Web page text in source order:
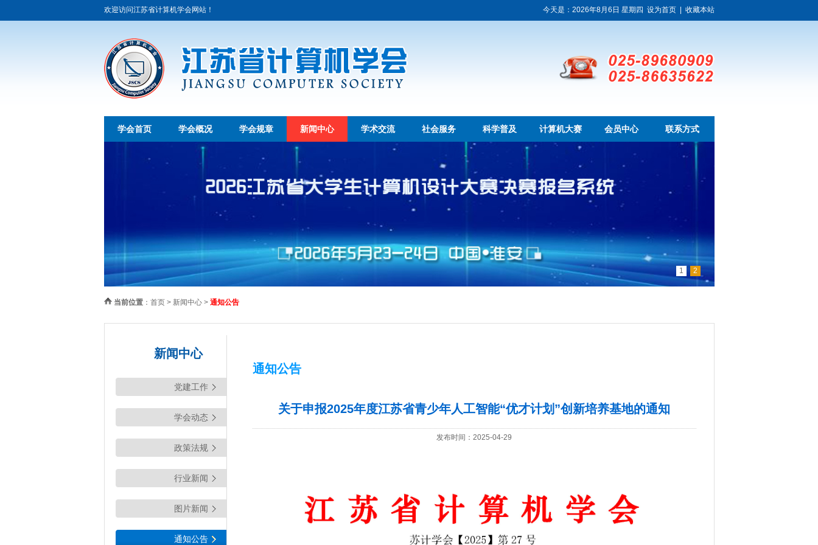
欢迎访问江苏省计算机学会网站！ 今天是：2026年8月6日 星期四 设为首页| 收藏本站
学会首页 学会概况 学会规章 新闻中心 学术交流 社会服务 科学普及 计算机大赛 会员中心 联系方式
1 2
当前位置： 首页> 新闻中心> 通知公告
新闻中心
党建工作
学会动态
政策法规
行业新闻
图片新闻
通知公告
通知公告
关于申报2025年度江苏省青少年人工智能“优才计划”创新培养基地的通知
发布时间：2025-04-29